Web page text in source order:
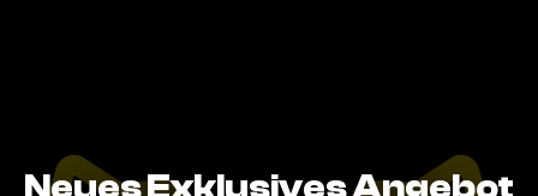
Neues Exklusives Angebot